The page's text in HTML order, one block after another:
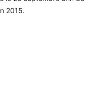
2015.